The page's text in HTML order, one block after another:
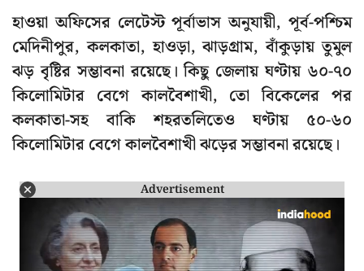
হাওয়া অফিসের লেটেস্ট পূর্বাভাস অনুযায়ী, পূর্ব-পশ্চিম
মেদিনীপুর, কলকাতা, হাওড়া, ঝাড়গ্রাম, বাঁকুড়ায় তুমুল
ঝড় বৃষ্টির সম্ভাবনা রয়েছে। কিছু জেলায় ঘণ্টায় ৬০-৭০
কিলোমিটার বেগে কালবৈশাখী, তো বিকেলের পর
কলকাতা-সহ বাকি শহরতলিতেও ঘণ্টায় ৫০-৬০
কিলোমিটার বেগে কালবৈশাখী ঝড়ের সম্ভাবনা রয়েছে।
Advertisement